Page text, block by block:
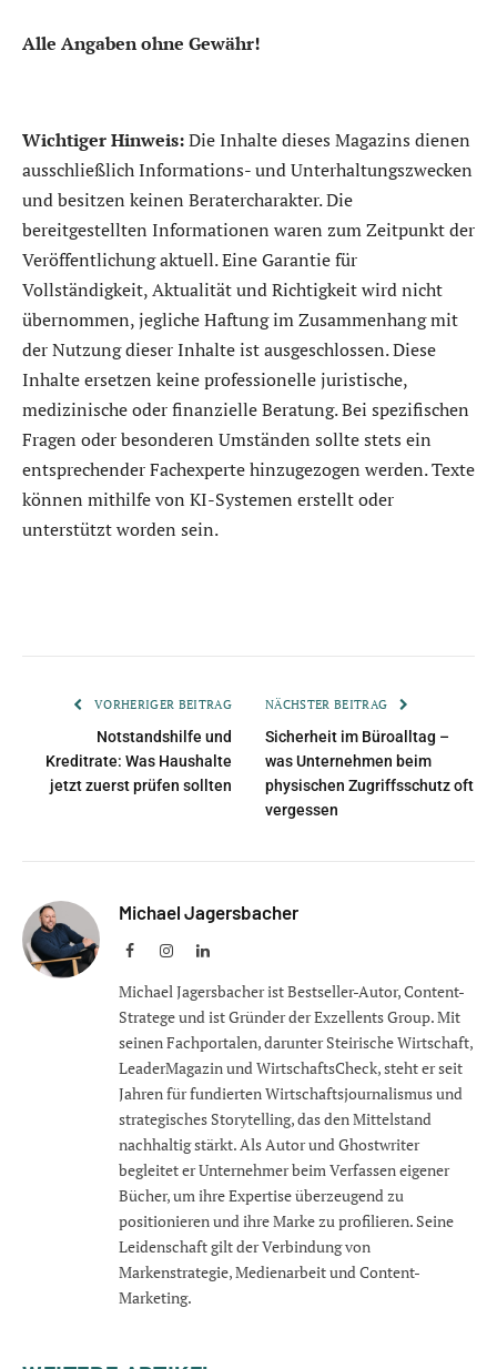
Alle Angaben ohne Gewähr!
Wichtiger Hinweis:Die Inhalte dieses Magazins dienen
ausschließlich Informations- und Unterhaltungszwecken
und besitzen keinen Beratercharakter. Die
bereitgestellten Informationen waren zum Zeitpunkt der
Veröffentlichung aktuell. Eine Garantie für
Vollständigkeit, Aktualität und Richtigkeit wird nicht
übernommen, jegliche Haftung im Zusammenhang mit
der Nutzung dieser Inhalte ist ausgeschlossen. Diese
Inhalte ersetzen keine professionelle juristische,
medizinische oder finanzielle Beratung. Bei spezifischen
Fragen oder besonderen Umständen sollte stets ein
entsprechender Fachexperte hinzugezogen werden. Texte
können mithilfe von KI-Systemen erstellt oder
unterstützt worden sein.
VORHERIGER BEITRAG
Notstandshilfe und
Kreditrate: Was Haushalte
jetzt zuerst prüfen sollten
NÄCHSTER BEITRAG
Sicherheit im Büroalltag –
was Unternehmen beim
physischen Zugriffsschutz oft
vergessen
Michael Jagersbacher
FacebookInstagramLinkedIn
Michael Jagersbacher ist Bestseller-Autor, Content-
Stratege und ist Gründer der Exzellents Group. Mit
seinen Fachportalen, darunter Steirische Wirtschaft,
LeaderMagazin und WirtschaftsCheck, steht er seit
Jahren für fundierten Wirtschaftsjournalismus und
strategisches Storytelling, das den Mittelstand
nachhaltig stärkt. Als Autor und Ghostwriter
begleitet er Unternehmer beim Verfassen eigener
Bücher, um ihre Expertise überzeugend zu
positionieren und ihre Marke zu profilieren. Seine
Leidenschaft gilt der Verbindung von
Markenstrategie, Medienarbeit und Content-
Marketing.